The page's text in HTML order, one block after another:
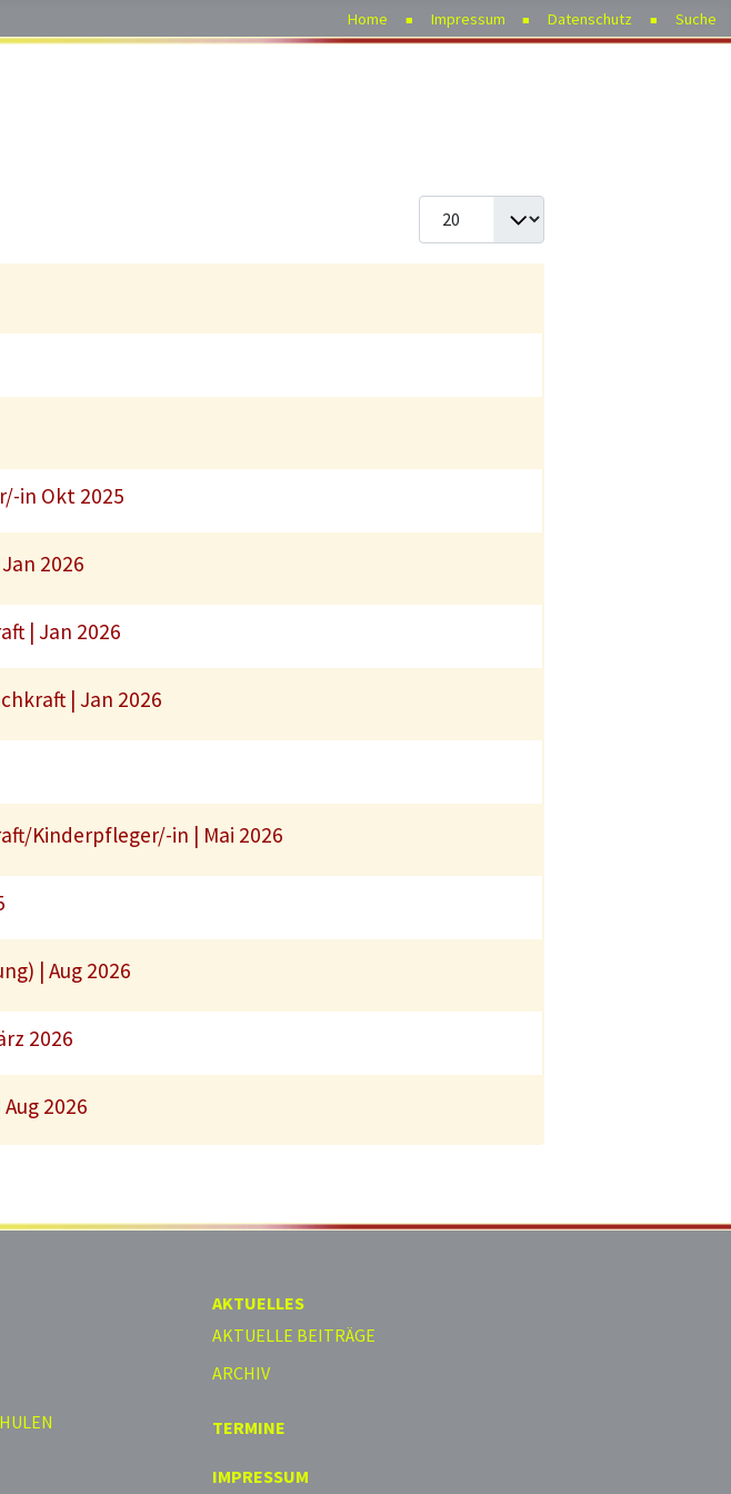
Home Impressum Datenschutz Suche
in Okt 2025
2026
| Jan 2026
| Jan 2026
Kinderpfleger/-in | Mai 2026
| Aug 2026
2026
2026
AKTUELLES
AKTUELLE BEITRÄGE
ARCHIV
TERMINE
IMPRESSUM